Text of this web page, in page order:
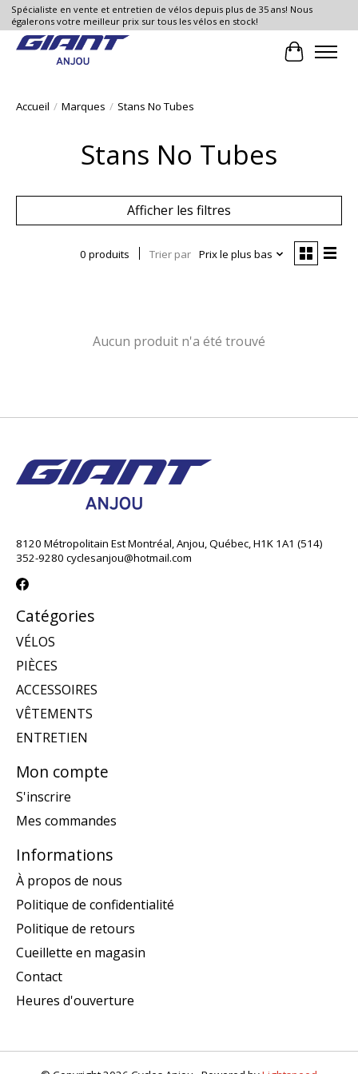
Spécialiste en vente et entretien de vélos depuis plus de 35 ans! Nous
égalerons votre meilleur prix sur tous les vélos en stock!
Panier
Accueil / Marques / Stans No Tubes
Stans No Tubes
Afficher les filtres
0 produits Trier par Prix le plus bas
Aucun produit n'a été trouvé
8120 Métropolitain Est Montréal, Anjou, Québec, H1K 1A1 (514)
352-9280 cyclesanjou@hotmail.com
Catégories
VÉLOS
PIÈCES
ACCESSOIRES
VÊTEMENTS
ENTRETIEN
Mon compte
S'inscrire
Mes commandes
Informations
À propos de nous
Politique de confidentialité
Politique de retours
Cueillette en magasin
Contact
Heures d'ouverture